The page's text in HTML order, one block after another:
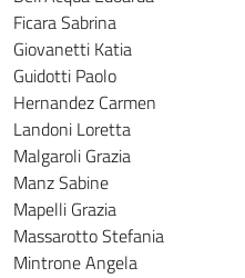
Ficara Sabrina
Giovanetti Katia
Guidotti Paolo
Hernandez Carmen
Landoni Loretta
Malgaroli Grazia
Manz Sabine
Mapelli Grazia
Massarotto Stefania
Mintrone Angela